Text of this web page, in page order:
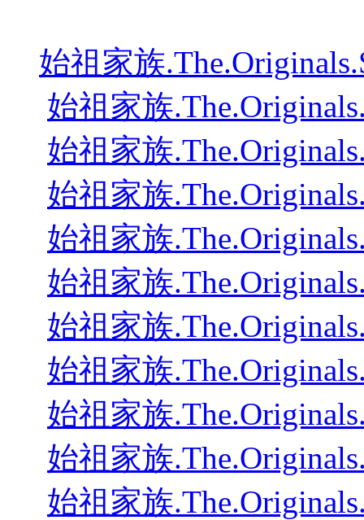
始祖家族
始祖家族
始祖家族
始祖家族
始祖家族
始祖家族
始祖家族
始祖家族
始祖家族
始祖家族
始祖家族